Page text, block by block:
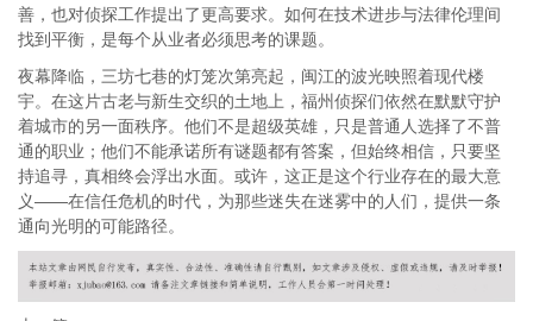
善，也对侦探工作提出了更高要求。如何在技术进步与法律伦理间
找到平衡，是每个从业者必须思考的课题。
夜幕降临，三坊七巷的灯笼次第亮起，闽江的波光映照着现代楼
宇。在这片古老与新生交织的土地上，福州侦探们依然在默默守护
着城市的另一面秩序。他们不是超级英雄，只是普通人选择了不普
通的职业；他们不能承诺所有谜题都有答案，但始终相信，只要坚
持追寻，真相终会浮出水面。或许，这正是这个行业存在的最大意
义——在信任危机的时代，为那些迷失在迷雾中的人们，提供一条
通向光明的可能路径。